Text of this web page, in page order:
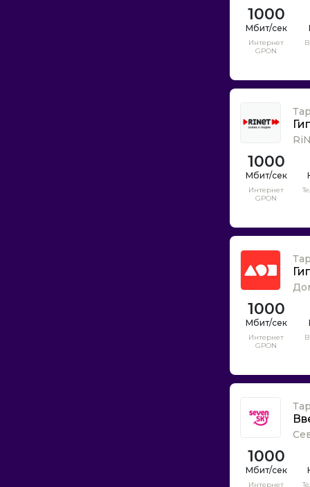
1000
Интернет
GPON
1000
Интернет
GPON
1000
Интернет
GPON
1000
Интернет